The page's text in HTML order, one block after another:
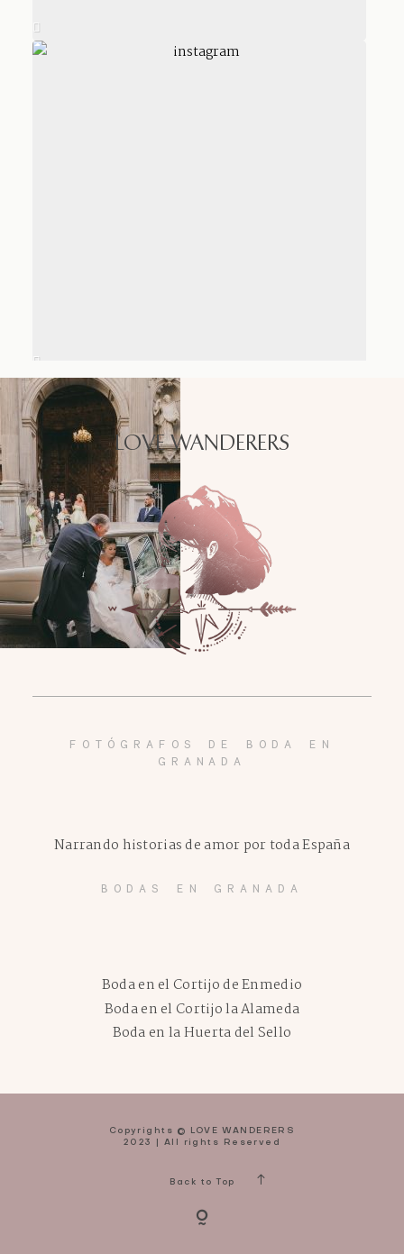
LOVE WANDERERS
FOTÓGRAFOS DE BODA EN
GRANADA
BODAS EN GRANADA
Boda en el Cortijo de Enmedio
Narrando historias de amor por toda España
Boda en el Cortijo la Alameda
Boda en la Huerta del Sello
Copyrights © LOVE WANDERERS
2023 | All rights Reserved
Back to Top